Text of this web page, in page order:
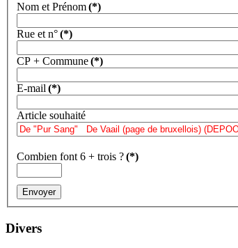
Nom et Prénom(*)
Rue et n°(*)
CP + Commune(*)
E-mail(*)
Article souhaité
Combien font 6 + trois ?(*)
Divers